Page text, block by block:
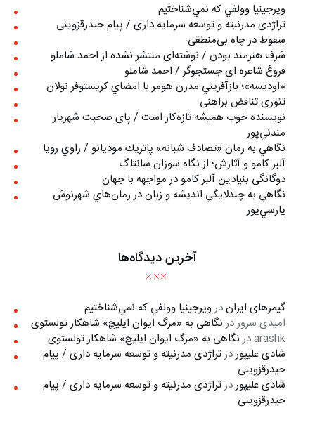
ويرجينيا وولفي كه نمي‌شناختيم
تراژدی مدرنیته و توسعه سرمایه داری / پیام حیدرقزوینی
سقوط در چاه بی‌منطقی
شرف هنرمند بودن / نوشته‌ای منتشر نشده از احمد شاملو
فروغ شاعره ای جستجوگر / احمد شاملو
«اوديسه»؛ بازآفريني مدرن هومر با امضاي كريستوفر نولان
تئوری تناقض براهنی
نويسنده خوب هميشه تازه‌كار است / پای صحبت شهريار
مندني‌پور
نگاهي به رمان «تصادف شبانه» پاتريك موديانو / راوي رويا
آلبر کامو و آثارش؛ از نگاه سوزان سانتاگ
دوگانگی بنیادین آلبر کامو در مواجهه با جهان
نگاهي به چندلايگي انديشه و زبان در رمان‌هاي شهرنوش
پارسي‌پور
آخرین دیدگاه‌ها
گیمرهای ایراندرويرجينيا وولفي كه نمي‌شناختيم
امیدی سروردرنگاهی به «مرگ ايوان ايليچ» شاهکار تولستوی
arashkدرنگاهی به «مرگ ايوان ايليچ» شاهکار تولستوی
شادی علیپوردرتراژدی مدرنیته و توسعه سرمایه داری / پیام
حیدرقزوینی
شادی علیپوردرتراژدی مدرنیته و توسعه سرمایه داری / پیام
حیدرقزوینی